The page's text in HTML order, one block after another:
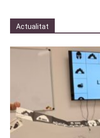
Actualitat